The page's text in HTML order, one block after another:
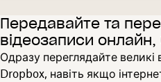
Передавайте та
відеозаписи
Одразу переглядайте
Dropbox, навіть якщо